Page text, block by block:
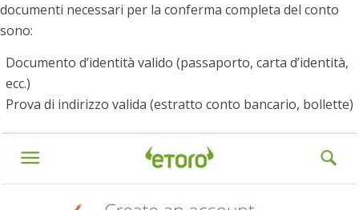
documenti necessari per la conferma completa del conto
sono:
Documento d’identità valido (passaporto, carta d’identità,
ecc.)
Prova di indirizzo valida (estratto conto bancario, bollette)